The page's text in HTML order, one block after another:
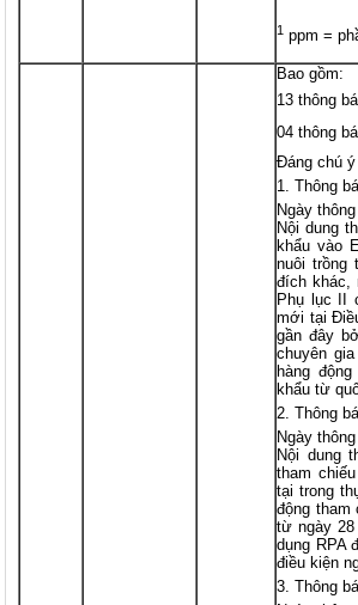
1 ppm =
Bao gồm:
13 thông
04 thông
Đáng chú
Thông
Ngày
Nội dung
khẩu vào
nuôi trồng
đích khác,
Phụ lục II
mới tại
gần đây
chuyên
hàng
khẩu từ
Thông
Ngày
Nội dung
tham
tại trong
động tham
từ ngày 28
dụng RPA
điều kiện
Thông